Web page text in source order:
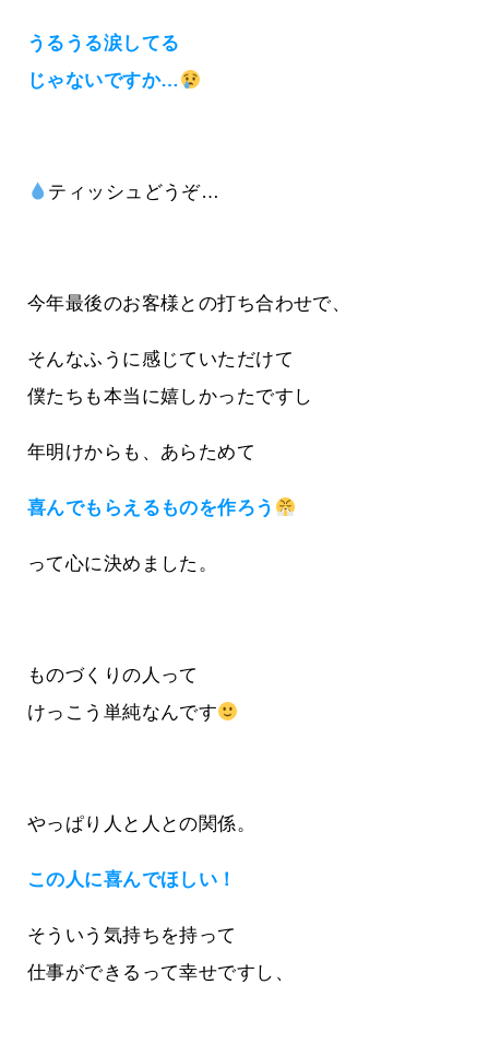
うるうる涙してる
じゃないですか…
ティッシュどうぞ…
今年最後のお客様との打ち合わせで、
そんなふうに感じていただけて
僕たちも本当に嬉しかったですし
年明けからも、あらためて
喜んでもらえるものを作ろう
って心に決めました。
ものづくりの人って
けっこう単純なんです
やっぱり人と人との関係。
この人に喜んでほしい！
そういう気持ちを持って
仕事ができるって幸せですし、